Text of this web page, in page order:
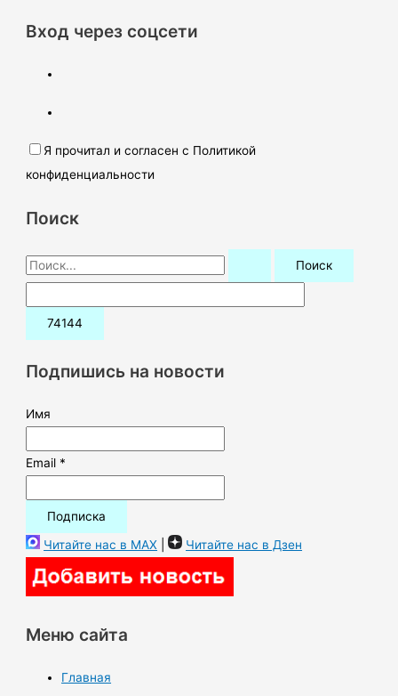
поднятия,
как
было.
Вход через соцсети
Я прочитал и согласен с Политикой
конфиденциальности
Поиск
П
о
и
:Подпишись на новости
Имя
Email *
Читайте нас в MAX | Читайте нас в Дзен
Меню сайта
Главная